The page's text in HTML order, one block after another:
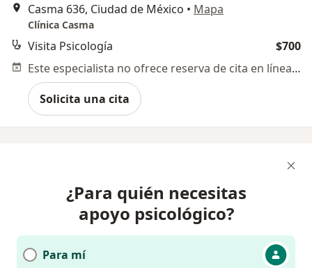
Casma 636, Ciudad de México • Mapa
Clínica Casma
Visita Psicología
$700
Este especialista no ofrece reserva de cita en línea en esta dirección.
Solicita una cita
¿Para quién necesitas
apoyo psicológico?
Para mí